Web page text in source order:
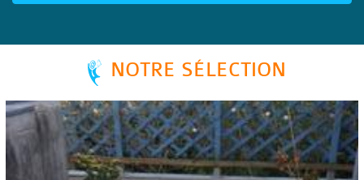
NOTRE SÉLECTION